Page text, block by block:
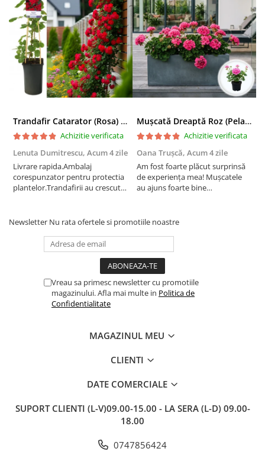
Trandafir Catarator (Rosa) Red Climber - 75cm
Achizitie verificata
Lenuta Dumitrescu, Acum 4 zile
Livrare rapida.Ambalaj
corespunzator pentru protectia
plantelor.Trandafirii au crescut
Mușcată Dreaptă Roz (Pelargonium Zonale)
Achizitie verificata
Oana Trușcă, Acum 4 zile
Am fost foarte plăcut surprinsă
de experiența mea! Mușcatele
au ajuns foarte bine
transportului. Se vede că au fost
Newsletter Nu rata ofertele si promotiile noastre
Vreau sa primesc newsletter cu promotiile
magazinului. Afla mai multe in Politica de
Confidentialitate
MAGAZINUL MEU
CLIENTI
DATE COMERCIALE
SUPORT CLIENTI (L-V)09.00-15.00 - LA SERA (L-D) 09.00-
18.00
0747856424